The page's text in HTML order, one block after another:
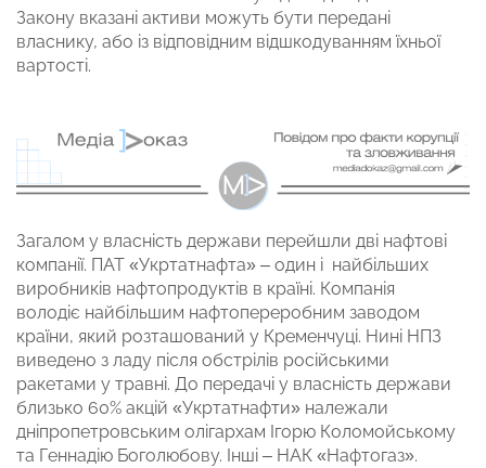
Закону вказані активи можуть бути передані
власнику, або із відповідним відшкодуванням їхньої
вартості.
Загалом у власність держави перейшли дві нафтові
компанії. ПАТ «Укртатнафта» – один і найбільших
виробників нафтопродуктів в країні. Компанія
володіє найбільшим нафтопереробним заводом
країни, який розташований у Кременчуці. Нині НПЗ
виведено з ладу після обстрілів російськими
ракетами у травні. До передачі у власність держави
близько 60% акцій «Укртатнафти» належали
дніпропетровським олігархам Ігорю Коломойському
та Геннадію Боголюбову. Інші – НАК «Нафтогаз».